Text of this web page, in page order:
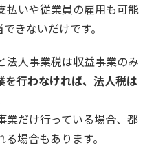
払いや従業員の雇用も可能
きないだけです。
法人事業税は収益事業のみ
を行わなければ、法人税は
業だけ行っている場合、都
場合もあります。